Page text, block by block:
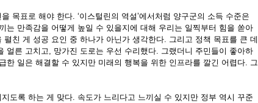
표로 해야 한다. ‘이스털린의 역설’에서처럼 양구군의 소득 수준은
는 만족감을 어떻게 높일 수 있을지에 대해 우리는 일찍부터 힘을 쏟아
친 게 성공 요인 중 하나가 아닌가 생각한다. 그리고 정책 목표를 큰 데
얼른 고치고, 망가진 도로는 우선 수리했다. 그랬더니 주민들이 좋아하
한 일은 해결할 수 있지만 미래의 행복을 위한 인프라를 깔긴 어렵다. 그
록 하는 게 맞다. 속도가 느리다고 느끼실 수 있지만 정부 역시 꾸준